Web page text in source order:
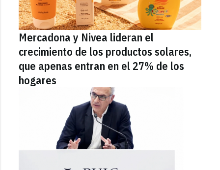
Mercadona y Nivea lideran el
crecimiento de los productos solares,
que apenas entran en el 27% de los
hogares